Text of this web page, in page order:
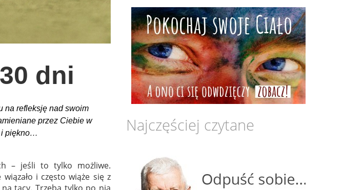
dni
na refleksję nad swoim
przez Ciebie w
i piękno…
– jeśli to tylko możliwe.
i często wiąże się z
Najczęściej czytane